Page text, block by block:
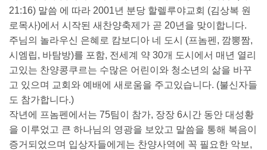
21:16) 말씀 에 따라 2001년 분당 할렐루야교회 (김상복 원
로목사)에서 시작된 새찬양축제가 곧 20년을 맞이합니다.
주님의 놀라우신 은혜로 캄보디아 네 도시 (프놈펜, 깜뽕짬,
시엠립, 바탐방)를 포함, 전세계 약 30개 도시에서 매년 열리
고있는 찬양콩쿠르는 수많은 어린이와 청소년의 삶을 바꾸
고 있으며 교회와 예배에 새로움을 주고있습니다. (불신자들
도 참가합니다.)
작년에 프놈펜에서는 75팀이 참가, 장장 6시간 동안 대성황
을 이루었고 큰 하나님의 영광을 보았고 말씀을 통해 복음이
증거되었으며 입상자들에게는 찬양사역에 꼭 필요한 악보,